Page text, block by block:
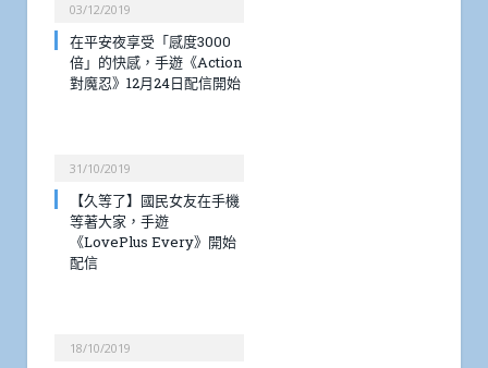
03/12/2019
在平安夜享受「感度3000
倍」的快感，手遊《Action
對魔忍》12月24日配信開始
31/10/2019
【久等了】國民女友在手機
等著大家，手遊
《LovePlus Every》開始
配信
18/10/2019